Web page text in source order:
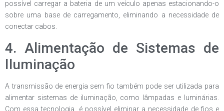
possível carregar a bateria de um veículo apenas estacionando-o
sobre uma base de carregamento, eliminando a necessidade de
conectar cabos.
4. Alimentação de Sistemas de
Iluminação
A transmissão de energia sem fio também pode ser utilizada para
alimentar sistemas de iluminação, como lâmpadas e luminárias.
Com essa tecnologia, é possível eliminar a necessidade de fios e